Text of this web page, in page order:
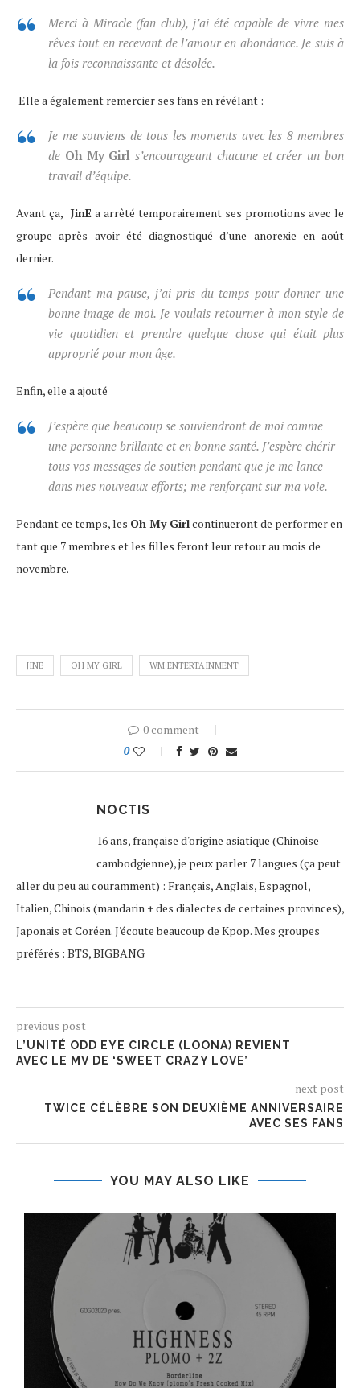
Merci à Miracle (fan club), j’ai été capable de vivre mes
rêves tout en recevant de l’amour en abondance. Je suis à
la fois reconnaissante et désolée.
Elle a également remercier ses fans en révélant :
Je me souviens de tous les moments avec les 8 membres
de Oh My Girl s’encourageant chacune et créer un bon
travail d’équipe.
Avant ça, JinE a arrêté temporairement ses promotions avec le
groupe après avoir été diagnostiqué d’une anorexie en août
dernier.
Pendant ma pause, j’ai pris du temps pour donner une
bonne image de moi. Je voulais retourner à mon style de
vie quotidien et prendre quelque chose qui était plus
approprié pour mon âge.
Enfin, elle a ajouté
J’espère que beaucoup se souviendront de moi comme
une personne brillante et en bonne santé. J’espère chérir
tous vos messages de soutien pendant que je me lance
dans mes nouveaux efforts; me renforçant sur ma voie.
Pendant ce temps, les Oh My Girlcontinueront de performer en
tant que 7 membres et les filles feront leur retour au mois de
novembre.
JINE OH MY GIRL WM ENTERTAINMENT
0 comment
0
NOCTIS
16 ans, française d'origine asiatique (Chinoise-
cambodgienne), je peux parler 7 langues (ça peut
aller du peu au couramment) : Français, Anglais, Espagnol,
Italien, Chinois (mandarin + des dialectes de certaines provinces),
Japonais et Coréen. J'écoute beaucoup de Kpop. Mes groupes
préférés : BTS, BIGBANG
previous post
L’UNITÉ ODD EYE CIRCLE (LOONA) REVIENT
AVEC LE MV DE ‘SWEET CRAZY LOVE’
next post
TWICE CÉLÈBRE SON DEUXIÈME ANNIVERSAIRE
AVEC SES FANS
YOU MAY ALSO LIKE